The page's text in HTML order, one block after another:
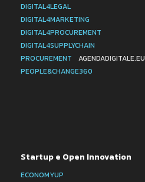
DIGITAL4LEGAL
DIGITAL4MARKETING
DIGITAL4PROCUREMENT
DIGITAL4SUPPLYCHAIN
PROCUREMENT
AGENDADIGITALE.EU
PEOPLE&CHANGE360
Startup e Open Innovation
ECONOMYUP